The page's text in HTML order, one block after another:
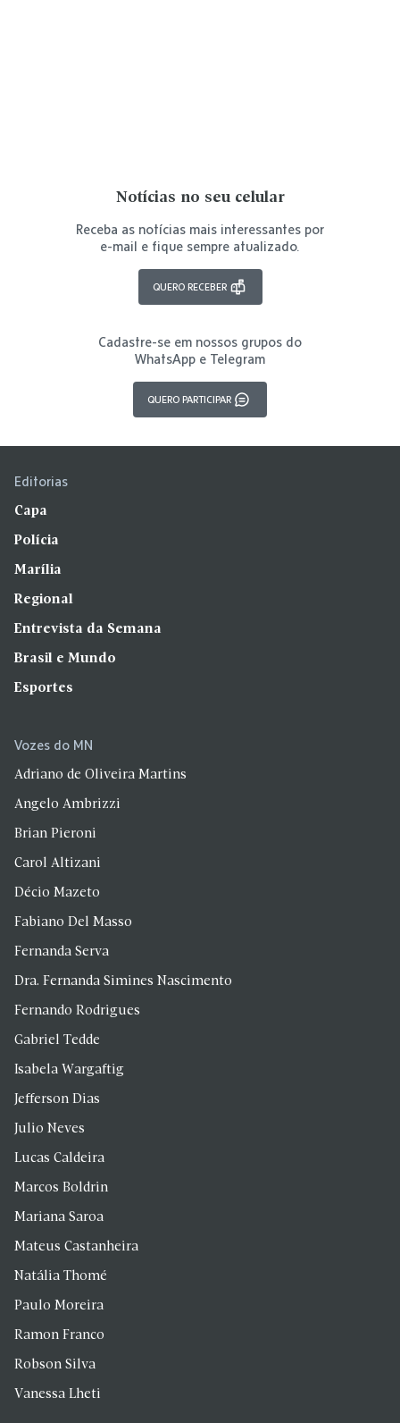
Notícias no seu celular
Receba as notícias mais interessantes por
e-mail e fique sempre atualizado.
QUERO RECEBER
Cadastre-se em nossos grupos do
WhatsApp e Telegram
QUERO PARTICIPAR
Editorias
Capa
Polícia
Marília
Regional
Entrevista da Semana
Brasil e Mundo
Esportes
Vozes do MN
Adriano de Oliveira Martins
Angelo Ambrizzi
Brian Pieroni
Carol Altizani
Décio Mazeto
Fabiano Del Masso
Fernanda Serva
Dra. Fernanda Simines Nascimento
Fernando Rodrigues
Gabriel Tedde
Isabela Wargaftig
Jefferson Dias
Julio Neves
Lucas Caldeira
Marcos Boldrin
Mariana Saroa
Mateus Castanheira
Natália Thomé
Paulo Moreira
Ramon Franco
Robson Silva
Vanessa Lheti